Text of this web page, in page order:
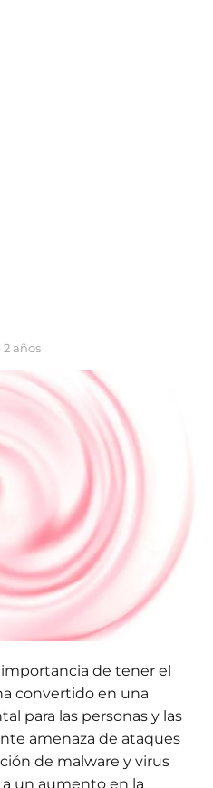
2 años
importancia de tener el
convertido en una
para las personas y las
amenaza de ataques
de malware y virus
un aumento en la